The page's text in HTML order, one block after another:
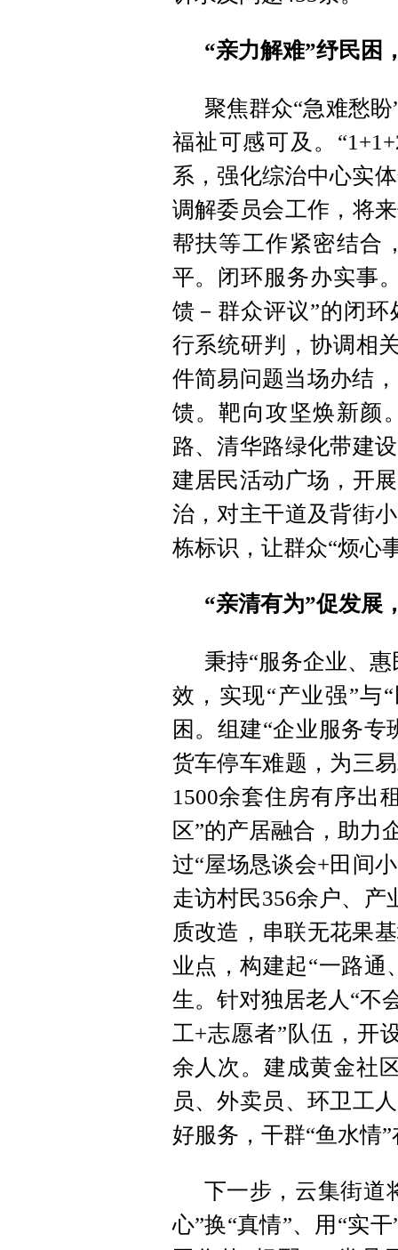
“亲力解难”纾民困
聚焦群众“急难愁
福祉可感可及。
系，强化综治中心实
调解委员会工作，将
帮扶等工作紧密结合
平。闭环服务办实事
馈－群众评议”的闭
行系统研判，协调相
件简易问题当场办结
馈。靶向攻坚焕新颜
路、清华路绿化带建
建居民活动广场，开
治，对主干道及背街
栋标识，让群众“烦心
“亲清有为”促发展
秉持“服务企业、
效，实现“产业强”与
困。组建“企业服务专
货车停车难题，为三
1500余套住房有序出
区”的产居融合，助力
过“屋场恳谈会+田间
走访村民356余户、产
质改造，串联无花果
业点，构建起“一路通
生。针对独居老人“不
工+志愿者”队伍，开
余人次。建成黄金社
员、外卖员、环卫工
好服务，干群“鱼水情
下一步，云集街道
心”换“真情”、用“实